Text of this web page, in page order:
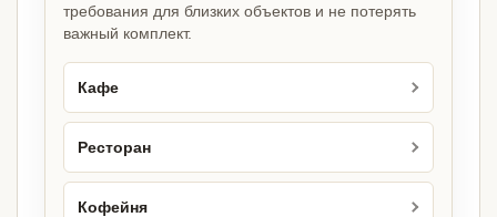
требования для близких объектов и не потерять
важный комплект.
Кафе
Ресторан
Кофейня